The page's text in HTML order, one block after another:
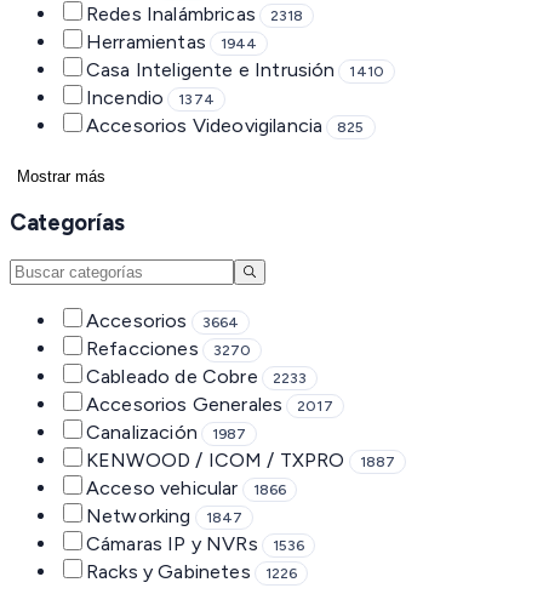
Redes Inalámbricas 2318
Herramientas 1944
Casa Inteligente e Intrusión 1410
Incendio 1374
Accesorios Videovigilancia 825
Mostrar más
Categorías
Accesorios 3664
Refacciones 3270
Cableado de Cobre 2233
Accesorios Generales 2017
Canalización 1987
KENWOOD / ICOM / TXPRO 1887
Acceso vehicular 1866
Networking 1847
Cámaras IP y NVRs 1536
Racks y Gabinetes 1226